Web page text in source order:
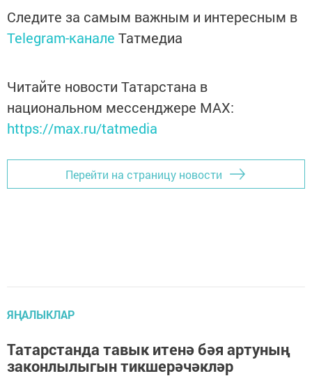
Следите за самым важным и интересным в
Telegram-канале Татмедиа
Читайте новости Татарстана в
национальном мессенджере MАХ:
https://max.ru/tatmedia
Перейти на страницу новости
ЯҢАЛЫКЛАР
Татарстанда тавык итенә бәя артуның
законлылыгын тикшерәчәкләр